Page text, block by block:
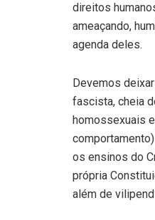
direitos
ameaçando,
agenda deles.
Devemos
fascista, cheia
homossexuais
os ensinos do
própria
além de